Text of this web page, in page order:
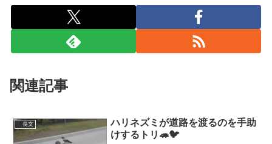
関連記事
長文
ハリネズミが道路を渡るのを手助
けするトリ🦔🐦